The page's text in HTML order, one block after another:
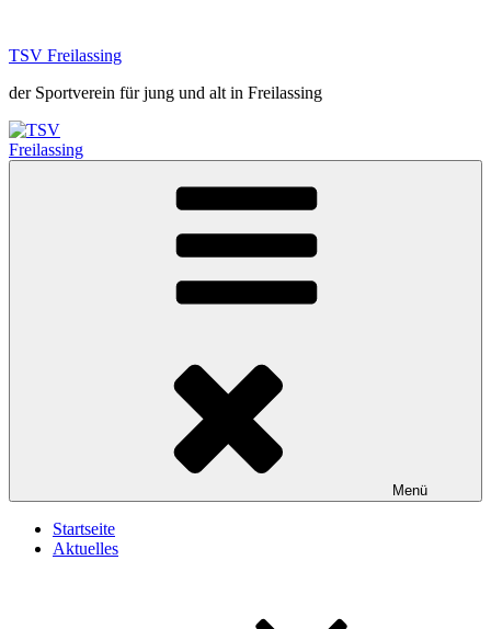
springen
TSV Freilassing
der Sportverein für jung und alt in Freilassing
Menü
Startseite
Aktuelles